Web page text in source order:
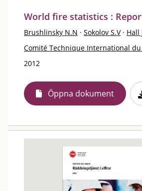
World fire statistics :
Brushlinsky N.N · Sokolov S.V · Hall
Comité Technique International du
2012
Öppna dokument